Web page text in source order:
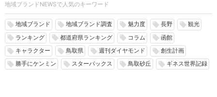
地域ブランドNEWSで人気のキーワード
local_offer 地域ブランド local_offer 地域ブランド調査 local_offer 魅力度 local_offer 長野 local_offer 観光
local_offer ランキング local_offer 都道府県ランキング local_offer コラム local_offer 函館
local_offer キャラクター local_offer 鳥取県 local_offer 週刊ダイヤモンド local_offer 創生計画
local_offer 勝手にケンミン local_offer スターバックス local_offer 鳥取砂丘 local_offer ギネス世界記録